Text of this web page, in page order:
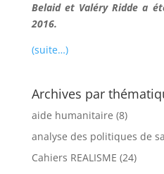
Belaid et Valéry Ridde a
2016.
(suite…)
Archives par
aide humanitaire (8)
analyse des politiques de
Cahiers REALISME (24)